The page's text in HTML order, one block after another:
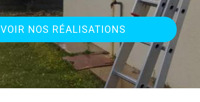
VOIR NOS RÉALISATIONS